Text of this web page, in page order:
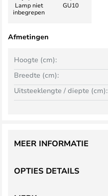
Lamp niet
inbegrepen
GU10
Afmetingen
Breedte (cm):
Hoogte (cm):
Uitsteeklengte / diepte (cm):
OPTIES DETAILS
MEER INFORMATIE